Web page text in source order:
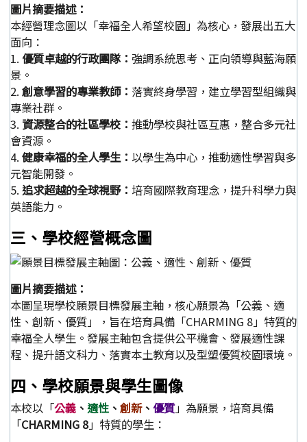
圖片摘要描述：
本經營理念圖以「幸福全人希望校園」為核心，發展出五大
面向：
1. 優質卓越的行政團隊： 強調系統思考、正向領導與藍海願
景。
2. 創意學習的專業教師： 落實終身學習，建立學習型組織與
專業社群。
3. 資源整合的社區學校： 推動學校與社區互惠，整合多元社
會資源。
4. 健康幸福的全人學生： 以學生為中心，推動適性學習與多
元智能開發。
5. 追求超越的全球視野： 培育國際教育理念，提升科學力與
英語能力。
三、學校經營概念圖
圖片摘要描述：
本圖呈現學校願景目標發展主軸，核心願景為「公義、適
性、創新、優質」，旨在培育具備「CHARMING 8」特質的
幸福全人學生。發展主軸包含提供公平機會、發展適性課
程、提升語文科力、落實本土教育以及型塑優質校園環境。
四、學校願景與學生圖像
本校以「公義 、 適性 、 創新、 優質」為願景，培育具備
「CHARMING 8」特質的學生：